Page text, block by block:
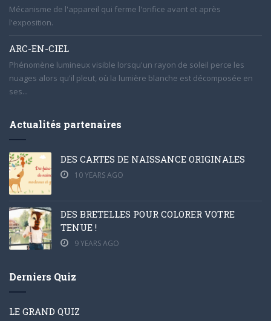
Mécanisme de l'appareil qui ferme l'orifice avant et après
l'exposition.
ARC-EN-CIEL
Phénomène lumineux visible lorsqu'un rayon de soleil perce les
nuages alors qu'il pleut, où la lumière blanche est décomposée en
ses...
Actualités partenaires
DES CARTES DE NAISSANCE ORIGINALES
10 YEARS AGO
DES BRETELLES POUR COLORER VOTRE
TENUE !
9 YEARS AGO
Derniers Quiz
LE GRAND QUIZ